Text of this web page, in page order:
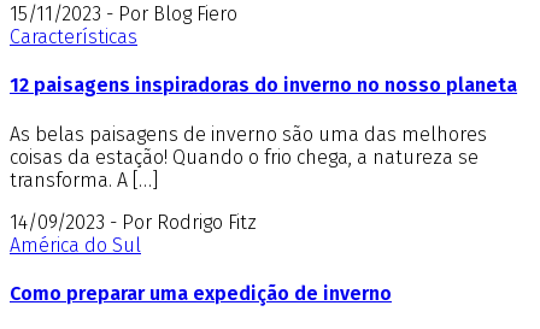
15/11/2023 - Por Blog Fiero
Características
12 paisagens inspiradoras do inverno no nosso planeta
As belas paisagens de inverno são uma das melhores
coisas da estação! Quando o frio chega, a natureza se
transforma. A […]
14/09/2023 - Por Rodrigo Fitz
América do Sul
Como preparar uma expedição de inverno